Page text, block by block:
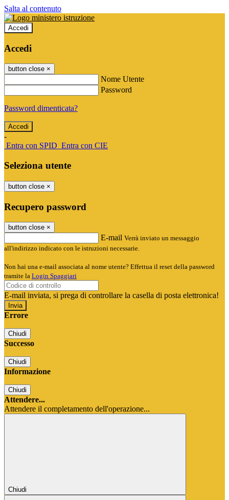
Salta al contenuto
Accedi
Accedi
button close ×
Nome Utente
Password
Password dimenticata?
-
Entra con SPID Entra con CIE
Seleziona utente
button close ×
Recupero password
button close ×
E-mail Verrà inviato un messaggio
all'indirizzo indicato con le istruzioni necessarie.
Non hai una e-mail associata al nome utente? Effettua il reset della password
tramite la Login Spaggiari
E-mail inviata, si prega di controllare la casella di posta elettronica!
Errore
Chiudi
Successo
Chiudi
Informazione
Chiudi
Attendere...
Attendere il completamento dell'operazione...
Chiudi